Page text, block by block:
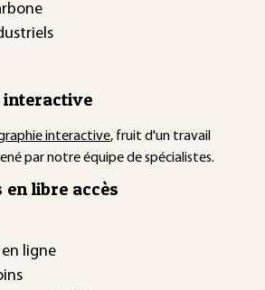
interactive
interactive, fruit d'un travail
par notre équipe de spécialistes.
en libre accès
en ligne